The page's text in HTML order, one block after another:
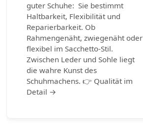
guter Schuhe: Sie bestimmt
Haltbarkeit, Flexibilität und
Reparierbarkeit. Ob
Rahmengenäht, zwiegenäht oder
flexibel im Sacchetto-Stil.
Zwischen Leder und Sohle liegt
die wahre Kunst des
Schuhmachens. 👉 Qualität im
Detail →